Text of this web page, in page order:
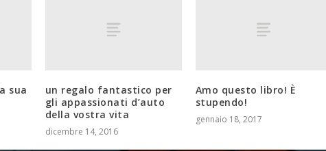
sua
un regalo fantastico per
gli appassionati d’auto
della vostra vita
dicembre 14, 2016
Amo questo libro! È
stupendo!
gennaio 18, 2017